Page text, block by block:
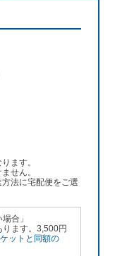
ます。
せん。
法に宅配便をご選
合」
ります。3,500円
ットと同額の